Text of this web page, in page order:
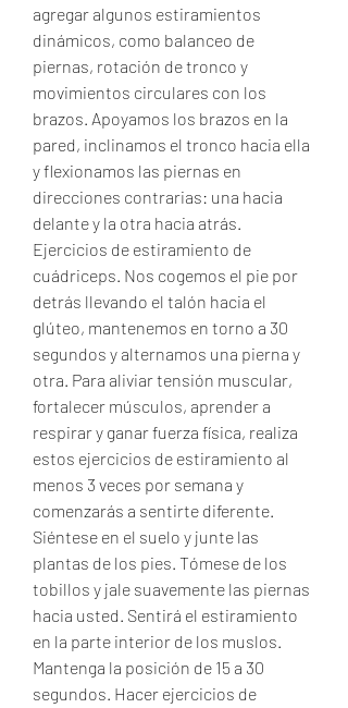
agregar algunos estiramientos
dinámicos, como balanceo de
piernas, rotación de tronco y
movimientos circulares con los
brazos. Apoyamos los brazos en la
pared, inclinamos el tronco hacia ella
y flexionamos las piernas en
direcciones contrarias: una hacia
delante y la otra hacia atrás.
Ejercicios de estiramiento de
cuádriceps. Nos cogemos el pie por
detrás llevando el talón hacia el
glúteo, mantenemos en torno a 30
segundos y alternamos una pierna y
otra. Para aliviar tensión muscular,
fortalecer músculos, aprender a
respirar y ganar fuerza física, realiza
estos ejercicios de estiramiento al
menos 3 veces por semana y
comenzarás a sentirte diferente.
Siéntese en el suelo y junte las
plantas de los pies. Tómese de los
tobillos y jale suavemente las piernas
hacia usted. Sentirá el estiramiento
en la parte interior de los muslos.
Mantenga la posición de 15 a 30
segundos. Hacer ejercicios de